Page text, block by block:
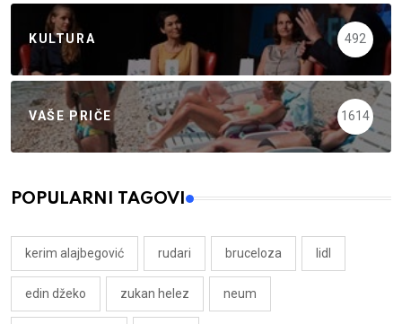
KULTURA 492
VAŠE PRIČE 1614
POPULARNI TAGOVI
kerim alajbegović rudari bruceloza lidl
edin džeko zukan helez neum